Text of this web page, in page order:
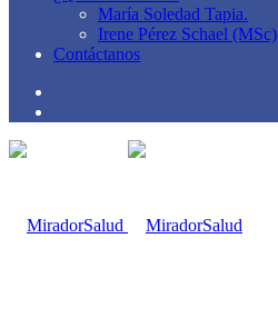
María Soledad Tapia.
Irene Pérez Schael (MSc)
Contáctanos